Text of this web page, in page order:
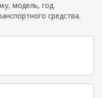
модель, год
средства.